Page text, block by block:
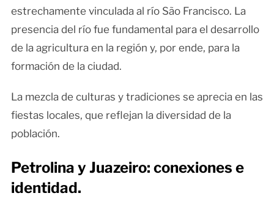
estrechamente vinculada al río São Francisco. La
presencia del río fue fundamental para el desarrollo
de la agricultura en la región y, por ende, para la
formación de la ciudad.
La mezcla de culturas y tradiciones se aprecia en las
fiestas locales, que reflejan la diversidad de la
población.
Petrolina y Juazeiro: conexiones e
identidad.